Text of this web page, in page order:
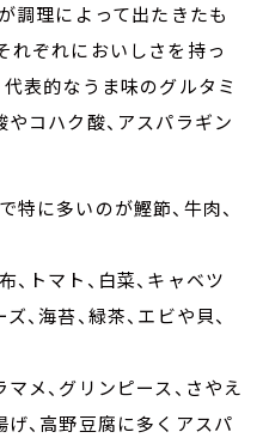
調理によって出たきたも
れぞれにおいしさを持っ
表的なうま味のグルタミ
コハク酸、アスパラギン
に多いのが鰹節、牛肉、
トマト、白菜、キャベツ
、海苔、緑茶、エビや貝、
メ、グリンピース、さやえ
、高野豆腐に多くアスパ